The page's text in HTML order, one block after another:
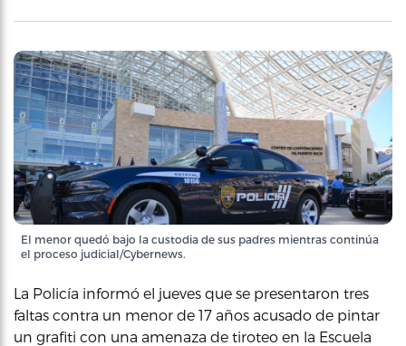
El menor quedó bajo la custodia de sus padres mientras continúa
el proceso judicial/Cybernews.
La Policía informó el jueves que se presentaron tres
faltas contra un menor de 17 años acusado de pintar
un grafiti con una amenaza de tiroteo en la Escuela